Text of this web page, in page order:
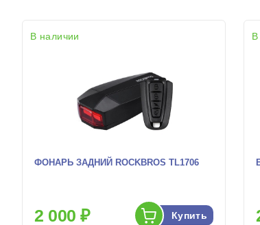
В наличии
ФОНАРЬ ЗАДНИЙ ROCKBROS TL1706
2 000 ₽ Купить
В